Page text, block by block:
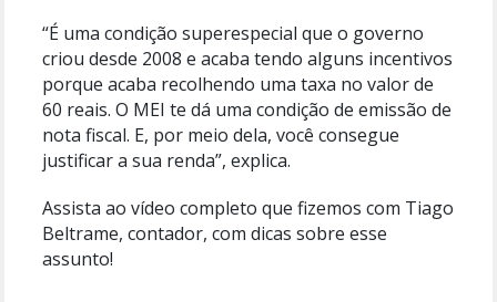
“É uma condição superespecial que o governo
criou desde 2008 e acaba tendo alguns incentivos
porque acaba recolhendo uma taxa no valor de
60 reais. O MEI te dá uma condição de emissão de
nota fiscal. E, por meio dela, você consegue
justificar a sua renda”, explica.
Assista ao vídeo completo que fizemos com Tiago
Beltrame, contador, com dicas sobre esse
assunto!